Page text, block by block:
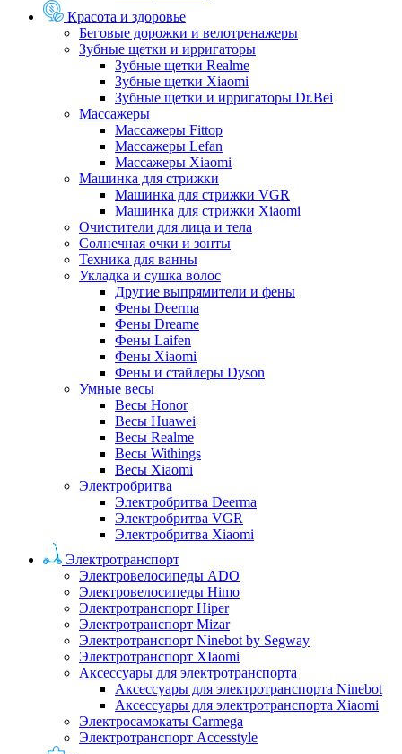
Красота и здоровье
Беговые дорожки и велотренажеры
Зубные щетки и ирригаторы
Зубные щетки Realme
Зубные щетки Xiaomi
Зубные щетки и ирригаторы Dr.Bei
Массажеры
Массажеры Fittop
Массажеры Lefan
Массажеры Xiaomi
Машинка для стрижки
Машинка для стрижки VGR
Машинка для стрижки Xiaomi
Очистители для лица и тела
Солнечная очки и зонты
Техника для ванны
Укладка и сушка волос
Другие выпрямители и фены
Фены Deerma
Фены Dreame
Фены Laifen
Фены Xiaomi
Фены и стайлеры Dyson
Умные весы
Весы Honor
Весы Huawei
Весы Realme
Весы Withings
Весы Xiaomi
Электробритва
Электробритва Deerma
Электробритва VGR
Электробритва Xiaomi
Электротранспорт
Электровелосипеды ADO
Электровелосипеды Himo
Электротранспорт Hiper
Электротранспорт Mizar
Электротранспорт Ninebot by Segway
Электротранспорт XIaomi
Аксессуары для электротранспорта
Аксессуары для электротранспорта Ninebot
Аксессуары для электротранспорта Xiaomi
Электросамокаты Carmega
Электротранспорт Accesstyle